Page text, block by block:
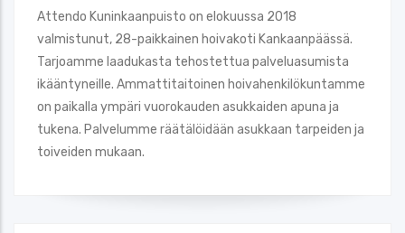
Attendo Kuninkaanpuisto on elokuussa 2018
valmistunut, 28-paikkainen hoivakoti Kankaanpäässä.
Tarjoamme laadukasta tehostettua palveluasumista
ikääntyneille. Ammattitaitoinen hoivahenkilökuntamme
on paikalla ympäri vuorokauden asukkaiden apuna ja
tukena. Palvelumme räätälöidään asukkaan tarpeiden ja
toiveiden mukaan.